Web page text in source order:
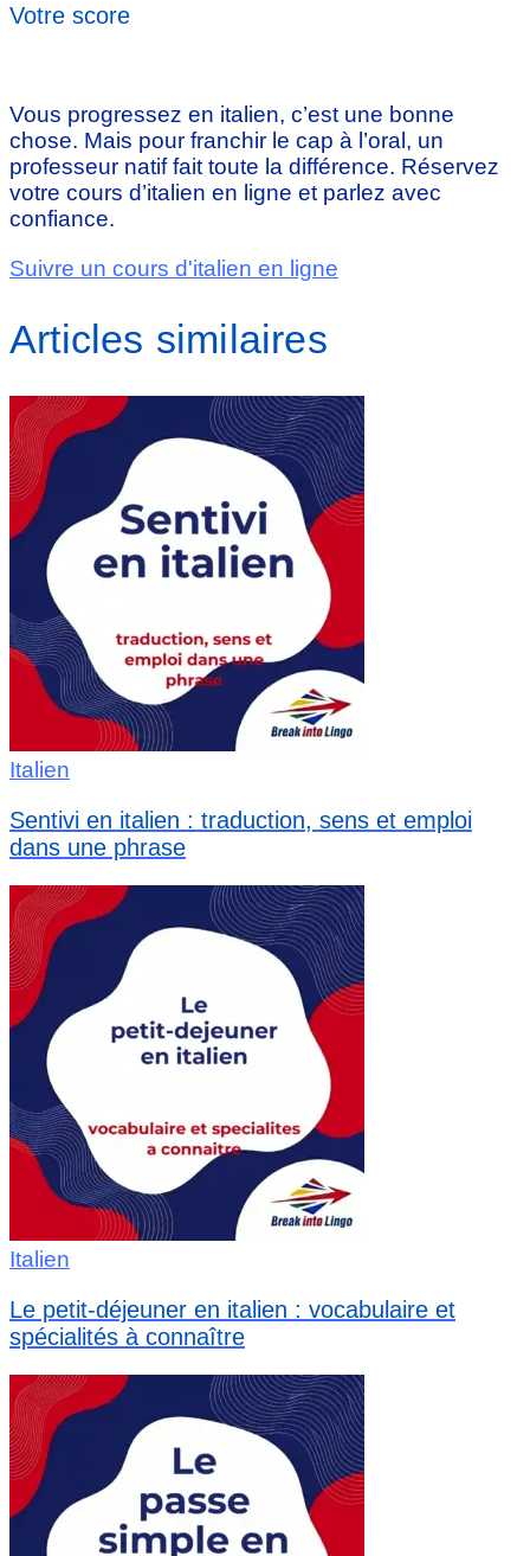
Votre score
Vous progressez en italien, c’est une bonne
chose. Mais pour franchir le cap à l’oral, un
professeur natif fait toute la différence. Réservez
votre cours d’italien en ligne et parlez avec
confiance.
Suivre un cours d'italien en ligne
Articles similaires
Italien
Sentivi en italien : traduction, sens et emploi
dans une phrase
Italien
Le petit-déjeuner en italien : vocabulaire et
spécialités à connaître